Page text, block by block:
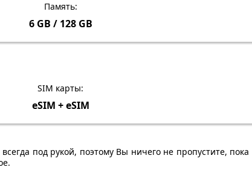
Память:
6 GB / 128 GB
SIM карты:
eSIM + eSIM
под рукой, поэтому Вы ничего не пропустите,